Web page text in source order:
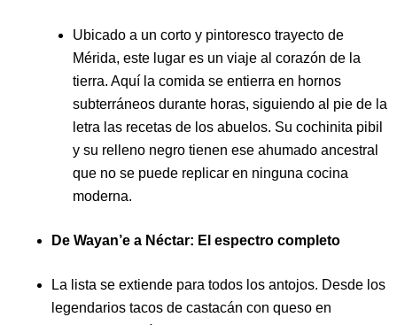
Ubicado a un corto y pintoresco trayecto de
Mérida, este lugar es un viaje al corazón de la
tierra. Aquí la comida se entierra en hornos
subterráneos durante horas, siguiendo al pie de la
letra las recetas de los abuelos. Su cochinita pibil
y su relleno negro tienen ese ahumado ancestral
que no se puede replicar en ninguna cocina
moderna.
De Wayan’e a Néctar: El espectro completo
La lista se extiende para todos los antojos. Desde los
legendarios tacos de castacán con queso en